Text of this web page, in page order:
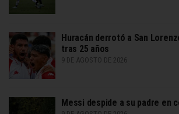
Huracán derrotó a San
tras 25 años
9 DE AGOSTO DE 2026
Messi despide a su padre en